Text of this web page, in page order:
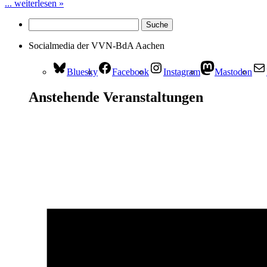
... weiterlesen »
Socialmedia der VVN-BdA Aachen
Bluesky Facebook Instagram Mastodon
Anstehende Veranstaltungen